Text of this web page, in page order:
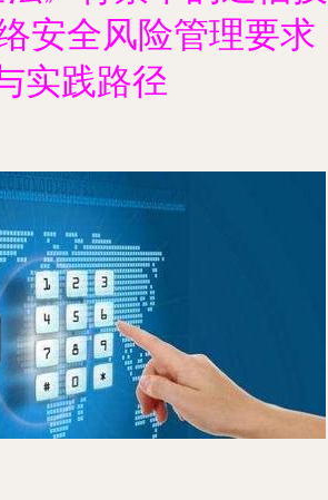
安全风险管理要求
实践路径